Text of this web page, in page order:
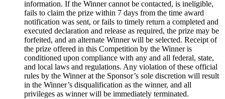
information. If the Winner cannot be contacted, is ineligible,
fails to claim the prize within 7 days from the time award
notification was sent, or fails to timely return a completed and
executed declaration and release as required, the prize may be
forfeited, and an alternate Winner will be selected. Receipt of
the prize offered in this Competition by the Winner is
conditioned upon compliance with any and all federal, state,
and local laws and regulations. Any violation of these official
rules by the Winner at the Sponsor’s sole discretion will result
in the Winner’s disqualification as the winner, and all
privileges as winner will be immediately terminated.